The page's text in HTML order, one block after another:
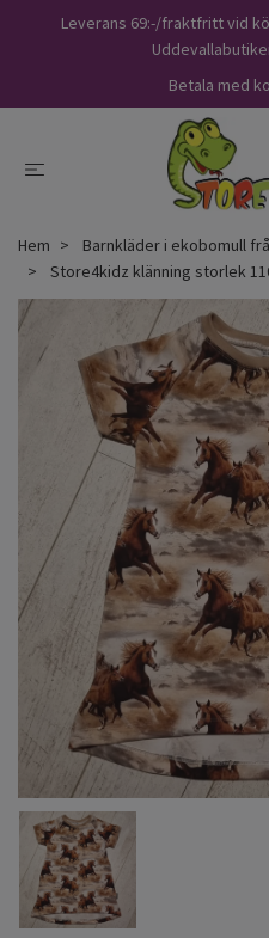
Leverans 69:-/fraktfritt vid
Betala med
Hem
Barnkläder i ekobomull
Store4kidz klänning storlek